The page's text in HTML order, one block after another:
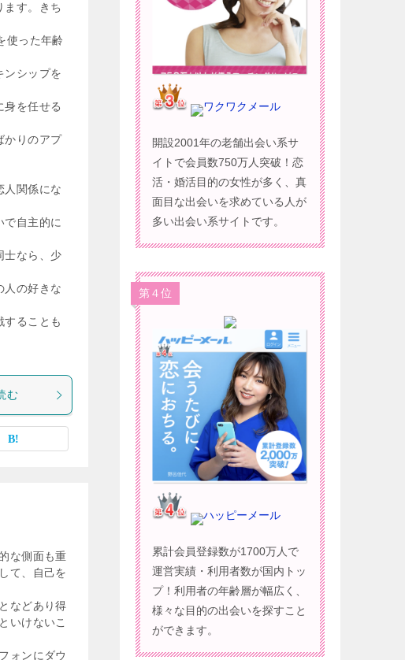
ます。きち
使った年齢
ンシップを
身を任せる
かりのアプ
人関係にな
で自主的に
士なら、少
人の好きな
することも
む
な側面も重
て、自己を
などあり得
いけないこ
ォンにダウ
ワクワクメール
開設2001年の老舗出会い系サ
イトで会員数750万人突破！恋
活・婚活目的の女性が多く、真
面目な出会いを求めている人が
多い出会い系サイトです。
第４位
ハッピーメール
累計会員登録数が1700万人で
運営実績・利用者数が国内トッ
プ！利用者の年齢層が幅広く、
様々な目的の出会いを探すこと
ができます。